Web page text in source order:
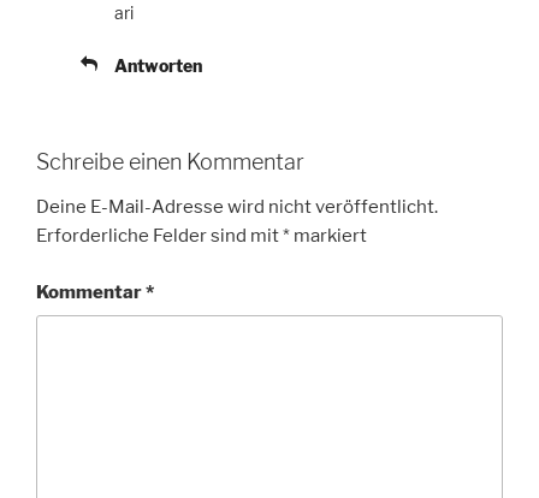
ari
Antworten
Schreibe einen Kommentar
Deine E-Mail-Adresse wird nicht veröffentlicht.
Erforderliche Felder sind mit* markiert
Kommentar*